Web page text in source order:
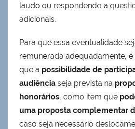
laudo ou respondendo a
adicionais.
Para que essa eventualidade
remunerada adequadamente,
que a possibilidade de
audiência seja prevista na
honorários, como item que
uma proposta complementar
caso seja necessário